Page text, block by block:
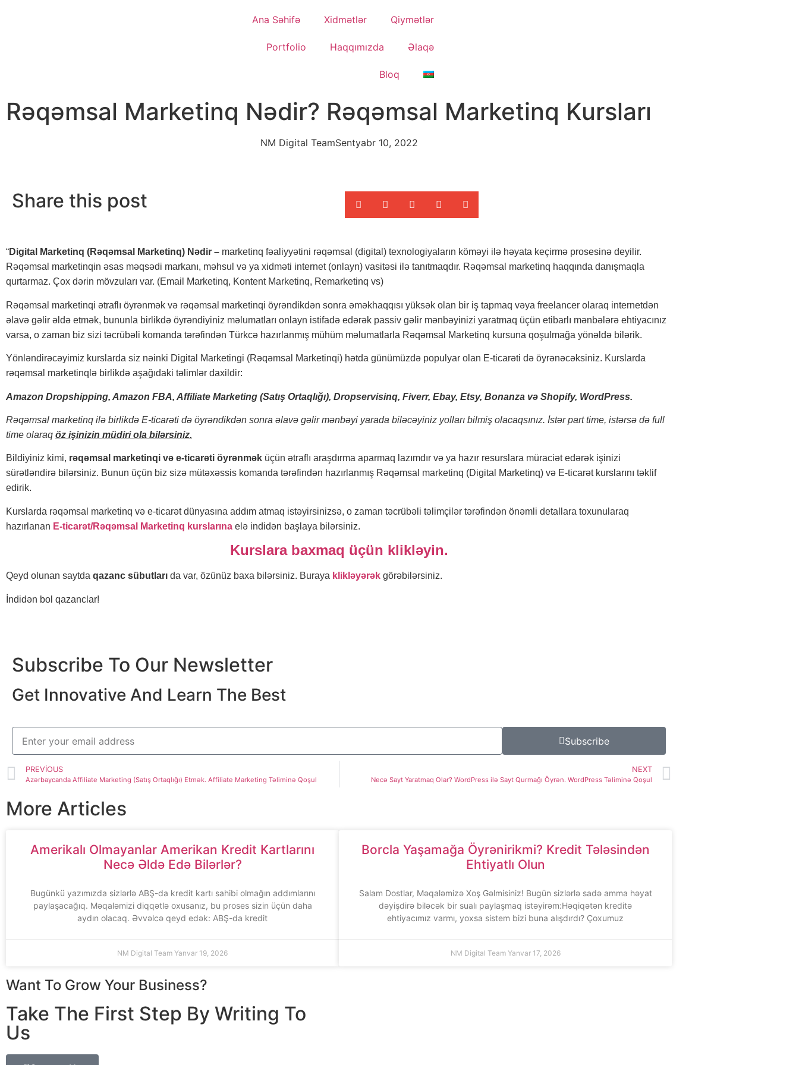
Ana Səhifə Xidmətlər Qiymətlər
Portfolio Haqqımızda Əlaqə
Bloq
Rəqəmsal Marketinq Nədir? Rəqəmsal Marketinq Kursları
NM Digital TeamSentyabr 10, 2022
Share this post
“Digital Marketinq (Rəqəmsal Marketinq) Nədir – marketinq fəaliyyətini rəqəmsal (digital) texnologiyaların köməyi ilə həyata keçirmə prosesinə deyilir.
Rəqəmsal marketinqin əsas məqsədi markanı, məhsul və ya xidməti internet (onlayn) vasitəsi ilə tanıtmaqdır. Rəqəmsal marketinq haqqında danışmaqla
qurtarmaz. Çox dərin mövzuları var. (Email Marketinq, Kontent Marketinq, Remarketinq vs)
Rəqəmsal marketinqi ətraflı öyrənmək və rəqəmsal marketinqi öyrəndikdən sonra əməkhaqqısı yüksək olan bir iş tapmaq vəya freelancer olaraq internetdən
əlavə gəlir əldə etmək, bununla birlikdə öyrəndiyiniz məlumatları onlayn istifadə edərək passiv gəlir mənbəyinizi yaratmaq üçün etibarlı mənbələrə ehtiyacınız
varsa, o zaman biz sizi təcrübəli komanda tərəfindən Türkcə hazırlanmış mühüm məlumatlarla Rəqəmsal Marketinq kursuna qoşulmağa yönəldə bilərik.
Yönləndirəcəyimiz kurslarda siz nəinki Digital Marketingi (Rəqəmsal Marketinqi) hətda günümüzdə populyar olan E-ticarəti də öyrənəcəksiniz. Kurslarda
rəqəmsal marketinqlə birlikdə aşağıdaki təlimlər daxildir:
Amazon Dropshipping, Amazon FBA, Affiliate Marketing (Satış Ortaqlığı), Dropservisinq, Fiverr, Ebay, Etsy, Bonanza və Shopify, WordPress.
Rəqəmsal marketinq ilə birlikdə E-ticarəti də öyrəndikdən sonra əlavə gəlir mənbəyi yarada biləcəyiniz yolları bilmiş olacaqsınız. İstər part time, istərsə də full
time olaraq öz işinizin müdiri ola bilərsiniz.
Bildiyiniz kimi, rəqəmsal marketinqi və e-ticarəti öyrənmək üçün ətraflı araşdırma aparmaq lazımdır və ya hazır resurslara müraciət edərək işinizi
sürətləndirə bilərsiniz. Bunun üçün biz sizə mütəxəssis komanda tərəfindən hazırlanmış Rəqəmsal marketinq (Digital Marketinq) və E-ticarət kurslarını təklif
edirik.
Kurslarda rəqəmsal marketinq və e-ticarət dünyasına addım atmaq istəyirsinizsə, o zaman təcrübəli təlimçilər tərəfindən önəmli detallara toxunularaq
hazırlanan E-ticarət/Rəqəmsal Marketinq kurslarına elə indidən başlaya bilərsiniz.
Kurslara baxmaq üçün klikləyin.
Qeyd olunan saytda qazanc sübutları da var, özünüz baxa bilərsiniz. Buraya klikləyərək görəbilərsiniz.
İndidən bol qazanclar!
Subscribe To Our Newsletter
Get Innovative And Learn The Best
Subscribe
PREVIOUS
Azərbaycanda Affiliate Marketing (Satış Ortaqlığı) Etmək. Affiliate Marketing Təliminə Qoşul
NEXT
Necə Sayt Yaratmaq Olar? WordPress ilə Sayt Qurmağı Öyrən. WordPress Təliminə Qoşul
More Articles
Amerikalı Olmayanlar Amerikan Kredit Kartlarını
Necə Əldə Edə Bilərlər?
Bugünkü yazımızda sizlərlə ABŞ-da kredit kartı sahibi olmağın addımlarını
paylaşacağıq. Məqaləmizi diqqətlə oxusanız, bu proses sizin üçün daha
aydın olacaq. Əvvəlcə qeyd edək: ABŞ-da kredit
NM Digital Team Yanvar 19, 2026
Borcla Yaşamağa Öyrənirikmi? Kredit Tələsindən
Ehtiyatlı Olun
Salam Dostlar, Məqaləmizə Xoş Gəlmisiniz! Bugün sizlərlə sadə amma həyat
dəyişdirə biləcək bir sualı paylaşmaq istəyirəm:Həqiqətən kreditə
ehtiyacımız varmı, yoxsa sistem bizi buna alışdırdı? Çoxumuz
NM Digital Team Yanvar 17, 2026
Want To Grow Your Business?
Take The First Step By Writing To
Us